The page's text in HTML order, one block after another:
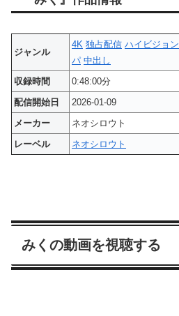
ジャンル
4K 独占配信 ハイビジョン
パ 中出し
収録時間
0:48:00分
配信開始日
2026-01-09
メーカー
ネオシロウト
レーベル
ネオシロウト
みくの動画を視聴する